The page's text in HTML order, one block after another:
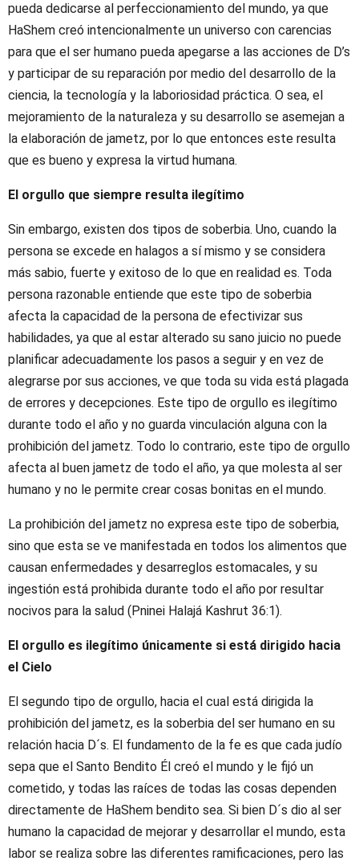
pueda dedicarse al perfeccionamiento del mundo, ya que
HaShem creó intencionalmente un universo con carencias
para que el ser humano pueda apegarse a las acciones de D’s
y participar de su reparación por medio del desarrollo de la
ciencia, la tecnología y la laboriosidad práctica. O sea, el
mejoramiento de la naturaleza y su desarrollo se asemejan a
la elaboración de jametz, por lo que entonces este resulta
que es bueno y expresa la virtud humana.
El orgullo que siempre resulta ilegítimo
Sin embargo, existen dos tipos de soberbia. Uno, cuando la
persona se excede en halagos a sí mismo y se considera
más sabio, fuerte y exitoso de lo que en realidad es. Toda
persona razonable entiende que este tipo de soberbia
afecta la capacidad de la persona de efectivizar sus
habilidades, ya que al estar alterado su sano juicio no puede
planificar adecuadamente los pasos a seguir y en vez de
alegrarse por sus acciones, ve que toda su vida está plagada
de errores y decepciones. Este tipo de orgullo es ilegítimo
durante todo el año y no guarda vinculación alguna con la
prohibición del jametz. Todo lo contrario, este tipo de orgullo
afecta al buen jametz de todo el año, ya que molesta al ser
humano y no le permite crear cosas bonitas en el mundo.
La prohibición del jametz no expresa este tipo de soberbia,
sino que esta se ve manifestada en todos los alimentos que
causan enfermedades y desarreglos estomacales, y su
ingestión está prohibida durante todo el año por resultar
nocivos para la salud (Pninei Halajá Kashrut 36:1).
El orgullo es ilegítimo únicamente si está dirigido hacia
el Cielo
El segundo tipo de orgullo, hacia el cual está dirigida la
prohibición del jametz, es la soberbia del ser humano en su
relación hacia D´s. El fundamento de la fe es que cada judío
sepa que el Santo Bendito Él creó el mundo y le fijó un
cometido, y todas las raíces de todas las cosas dependen
directamente de HaShem bendito sea. Si bien D´s dio al ser
humano la capacidad de mejorar y desarrollar el mundo, esta
labor se realiza sobre las diferentes ramificaciones, pero las